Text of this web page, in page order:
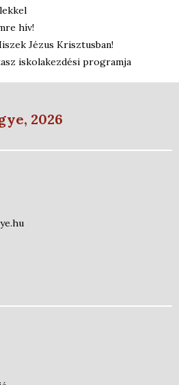
hív!
Jézus Krisztusban!
iskolakezdési programja
2026